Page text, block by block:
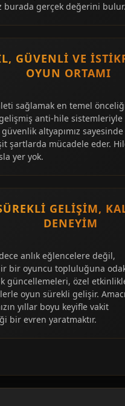
burada gerçek değerini bulur.
GÜVENLI VE
OYUN ORTAMI
sağlamak en temel
anti-hile sistemleriyle
altyapımız
şartlarda mücadele eder.
yer yok.
GELIŞIM,
DENEYIM
anlık eğlencelere değil,
bir oyuncu topluluğuna
güncellemeleri, özel
oyun sürekli gelişir.
yıllar boyu keyifle vakit
bir evren yaratmaktır.